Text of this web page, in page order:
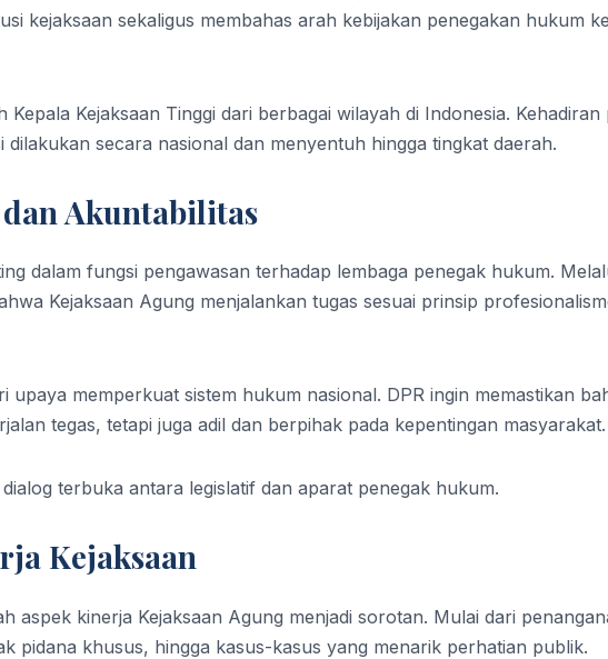
kejaksaan sekaligus membahas arah kebijakan penegakan hukum ke
Kejaksaan Tinggi dari berbagai wilayah di Indonesia. Kehadiran
dilakukan secara nasional dan menyentuh hingga tingkat daerah.
Akuntabilitas
dalam fungsi pengawasan terhadap lembaga penegak hukum.
Kejaksaan Agung menjalankan tugas sesuai prinsip
upaya memperkuat sistem hukum nasional. DPR ingin memastikan
tegas, tetapi juga adil dan berpihak pada kepentingan masyarakat.
terbuka antara legislatif dan aparat penegak hukum.
Kejaksaan
aspek kinerja Kejaksaan Agung menjadi sorotan. Mulai dari
pidana khusus, hingga kasus-kasus yang menarik perhatian publik.